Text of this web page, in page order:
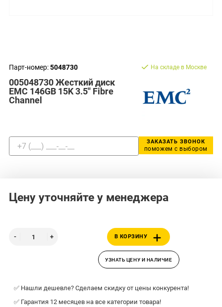
Парт-номер:5048730
005048730 Жесткий диск
EMC 146GB 15K 3.5'' Fibre
Channel
На складе в Москве
ЗАКАЗАТЬ ЗВОНОК
поможем с выбором
Цену уточняйте у менеджера
В КОРЗИНУ
УЗНАТЬ ЦЕНУ И НАЛИЧИЕ
✅ Нашли дешевле? Сделаем скидку от цены конкурента!
✅ Гарантия 12 месяцев на все категории товара!